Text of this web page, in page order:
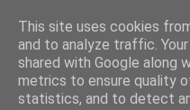
This site uses cookies
and to analyze traffic.
shared with Google along
metrics to ensure quality
statistics, and to detect